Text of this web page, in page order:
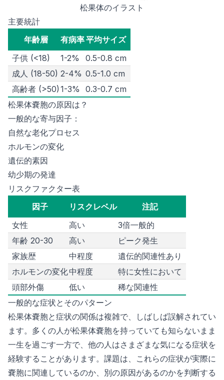
松果体のイラスト
主要統計
年齢層
有病率平均サイズ
子供 (<18)
1-2%
0.5-0.8 cm
成人 (18-50) 2-4% 0.5-1.0 cm
高齢者 (>50) 1-3%
0.3-0.7 cm
松果体嚢胞の原因は？
一般的な寄与因子：
自然な老化プロセス
ホルモンの変化
遺伝的素因
幼少期の発達
リスクファクター表
因子
リスクレベル
注記
女性
高い
3倍一般的
年齢 20-30
高い
ピーク発生
家族歴
中程度
遺伝的関連性あり
ホルモンの変化中程度
特に女性において
頭部外傷
低い
稀な関連性
一般的な症状とそのパターン
松果体嚢胞と症状の関係は複雑で、しばしば誤解されてい
ます。多くの人が松果体嚢胞を持っていても知らないまま
一生を過ごす一方で、他の人はさまざまな気になる症状を
経験することがあります。課題は、これらの症状が実際に
嚢胞に関連しているのか、別の原因があるのかを判断する